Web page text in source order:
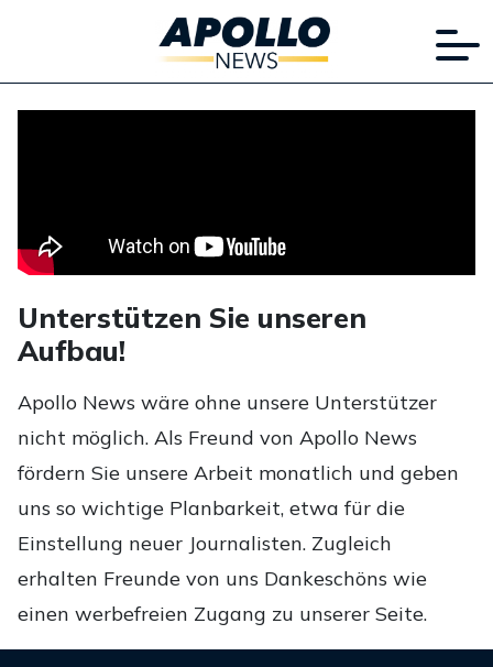
Unterstützen Sie unseren
Aufbau!
Apollo News wäre ohne unsere Unterstützer
nicht möglich. Als Freund von Apollo News
fördern Sie unsere Arbeit monatlich und geben
uns so wichtige Planbarkeit, etwa für die
Einstellung neuer Journalisten. Zugleich
erhalten Freunde von uns Dankeschöns wie
einen werbefreien Zugang zu unserer Seite.